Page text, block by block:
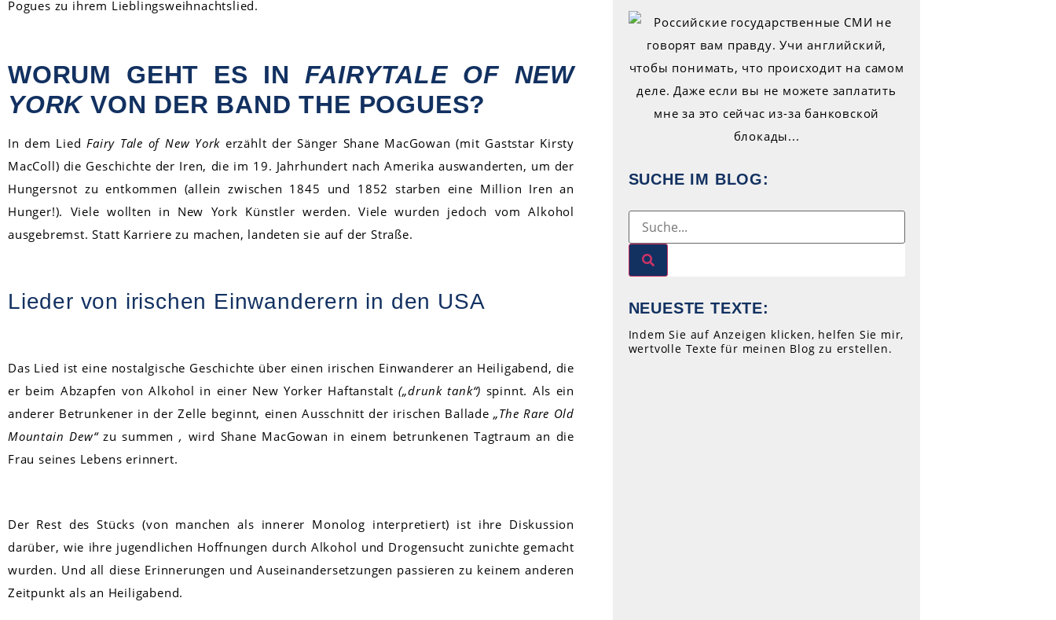
Pogues zu ihrem Lieblingsweihnachtslied.
WORUM GEHT ES IN FAIRYTALE OF NEW
YORK VON DER BAND THE POGUES?
In dem Lied Fairy Tale of New York erzählt der Sänger Shane MacGowan (mit Gaststar Kirsty
MacColl) die Geschichte der Iren, die im 19. Jahrhundert nach Amerika auswanderten, um der
Hungersnot zu entkommen (allein zwischen 1845 und 1852 starben eine Million Iren an
Hunger!). Viele wollten in New York Künstler werden. Viele wurden jedoch vom Alkohol
ausgebremst. Statt Karriere zu machen, landeten sie auf der Straße.
Lieder von irischen Einwanderern in den USA
Das Lied ist eine nostalgische Geschichte über einen irischen Einwanderer an Heiligabend, die
er beim Abzapfen von Alkohol in einer New Yorker Haftanstalt („drunk tank“) spinnt. Als ein
anderer Betrunkener in der Zelle beginnt, einen Ausschnitt der irischen Ballade„The Rare Old
Mountain Dew“zu summen, wird Shane MacGowan in einem betrunkenen Tagtraum an die
Frau seines Lebens erinnert.
Der Rest des Stücks (von manchen als innerer Monolog interpretiert) ist ihre Diskussion
darüber, wie ihre jugendlichen Hoffnungen durch Alkohol und Drogensucht zunichte gemacht
wurden. Und all diese Erinnerungen und Auseinandersetzungen passieren zu keinem anderen
Zeitpunkt als an Heiligabend.
SUCHE IM BLOG:
NEUESTE TEXTE:
Indem Sie auf Anzeigen klicken, helfen Sie mir,
wertvolle Texte für meinen Blog zu erstellen.